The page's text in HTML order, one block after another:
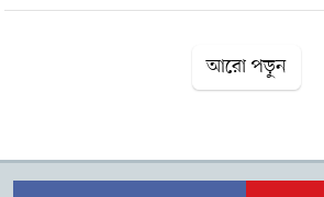
মামলা সংক্রান্ত সংবাদ প্রকাশ করা হয়। ওই
ভিত্তিহীন ও উদ্দেশ্যপ্রণোদিত বলে দাবি
ছোট হরিনার ব্যবসায়ী মোজাম্মেল হক তার
রবিউল ইসলামের দাবি, মামলায় তথ্য
আরো পড়ুন